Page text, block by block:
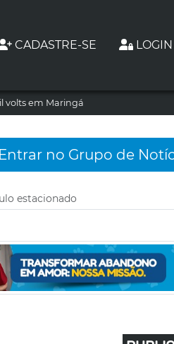
CADASTRE-SE LOGIN
volts em Maringá
Entrar no Grupo de
estacionado